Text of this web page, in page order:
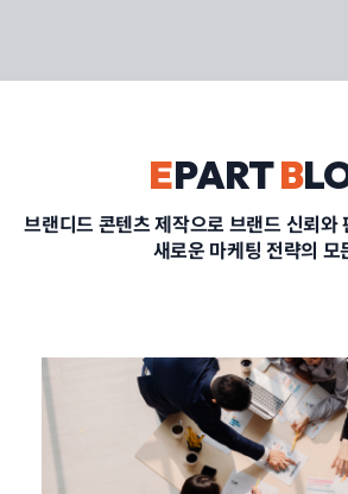
CONTACT
정부지원사업
EPARTB
브랜디드 콘텐츠 제작으로 브랜드 신뢰와
새로운 마케팅 전략의 모